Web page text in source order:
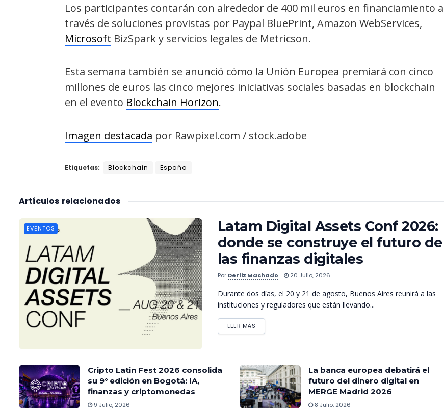
Los participantes contarán con alrededor de 400 mil euros en financiamiento a
través de soluciones provistas por Paypal BluePrint, Amazon WebServices,
Microsoft BizSpark y servicios legales de Metricson.
Esta semana también se anunció cómo la Unión Europea premiará con cinco
millones de euros las cinco mejores iniciativas sociales basadas en blockchain
en el evento Blockchain Horizon.
Imagen destacada por Rawpixel.com / stock.adobe
Etiquetas: Blockchain España
relacionados
Artículos
EVENTOS
Latam Digital Assets Conf 2026:
donde se construye el futuro de
las finanzas digitales
Por Derliz Machado 20 Julio, 2026
Durante dos días, el 20 y 21 de agosto, Buenos Aires reunirá a las
instituciones y reguladores que están llevando...
LEER MÁS
Cripto Latin Fest 2026 consolida
su 9° edición en Bogotá: IA,
finanzas y criptomonedas
9 Julio, 2026
La banca europea debatirá el
futuro del dinero digital en
MERGE Madrid 2026
8 Julio, 2026